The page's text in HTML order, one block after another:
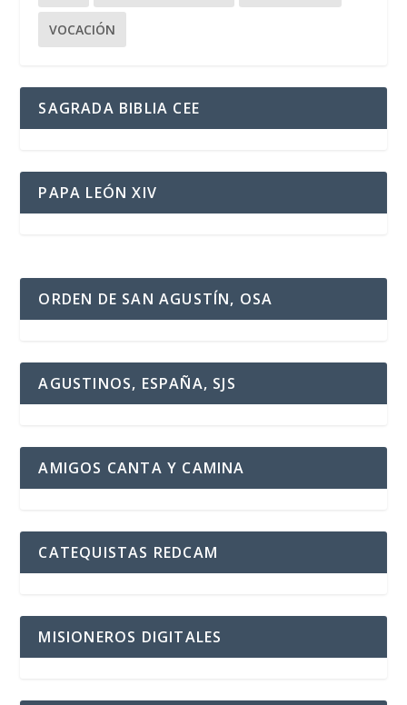
VOCACIÓN
SAGRADA BIBLIA CEE
PAPA LEÓN XIV
ORDEN DE SAN AGUSTÍN, OSA
AGUSTINOS, ESPAÑA, SJS
AMIGOS CANTA Y CAMINA
CATEQUISTAS REDCAM
MISIONEROS DIGITALES